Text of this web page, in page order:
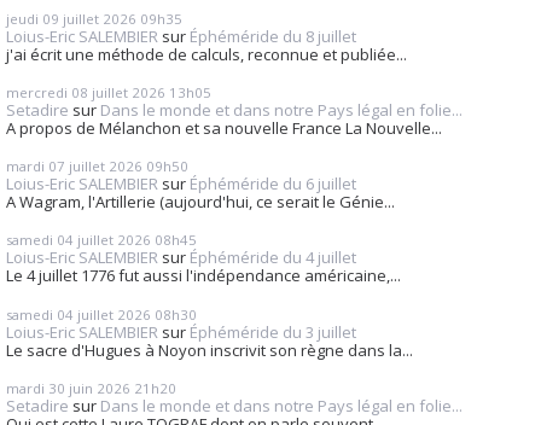
jeudi 09 juillet 2026 09h35
Loius-Eric SALEMBIER sur Éphéméride du 8 juillet
j'ai écrit une méthode de calculs, reconnue et publiée...
mercredi 08 juillet 2026 13h05
Setadire sur Dans le monde et dans notre Pays légal en folie...
A propos de Mélanchon et sa nouvelle France La Nouvelle...
mardi 07 juillet 2026 09h50
Loius-Eric SALEMBIER sur Éphéméride du 6 juillet
A Wagram, l'Artillerie (aujourd'hui, ce serait le Génie...
samedi 04 juillet 2026 08h45
Loius-Eric SALEMBIER sur Éphéméride du 4 juillet
Le 4 juillet 1776 fut aussi l'indépendance américaine,...
samedi 04 juillet 2026 08h30
Loius-Eric SALEMBIER sur Éphéméride du 3 juillet
Le sacre d'Hugues à Noyon inscrivit son règne dans la...
mardi 30 juin 2026 21h20
Setadire sur Dans le monde et dans notre Pays légal en folie...